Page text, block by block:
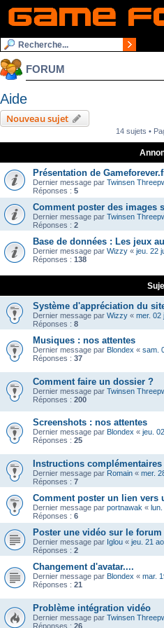
FORUM
Aide
Nouveau sujet
14 sujets •
Présentation de
Dernier message par Twinsen
Réponses : 5
Comment poster des images
Dernier message par Twinsen
Réponses : 2
Base de données : Les jeux
Dernier message par Wizzy « jeu. 22
Réponses : 138
Système d'appréciation du
Dernier message par Wizzy « mer. 02
Réponses : 8
Musiques : nos attentes
Dernier message par Blondex « sam.
Réponses : 37
Comment faire un dossier ?
Dernier message par Twinsen
Réponses : 200
Screenshots : nos attentes
Dernier message par Blondex « jeu.
Réponses : 25
Instructions
Dernier message par Romain « mer.
Réponses : 7
Comment poster un lien vers
Dernier message par portnawak «
Réponses : 6
Poster une vidéo sur le forum
Dernier message par Iglou « jeu. 21
Réponses : 2
Changement d'avatar....
Dernier message par Blondex « mar.
Réponses : 21
Problème intégration vidéo
Dernier message par Twinsen
Réponses : 26